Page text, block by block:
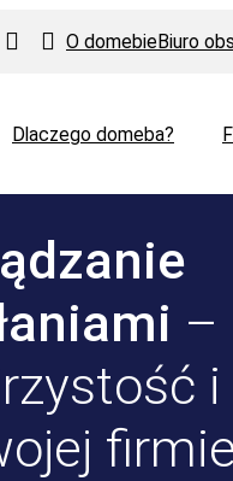
O domebieBiuro
Dlaczego domeba?
–
firmie